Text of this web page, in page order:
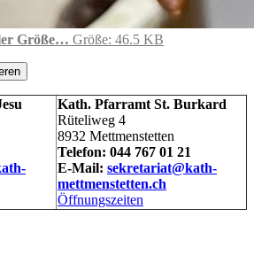
Größe… Größe: 46.5 KB
Kath. Pfarramt St. Burkard
Rüteliweg 4
8932 Mettmenstetten
Telefon: 044 767 01 21
E-Mail: sekretariat@kath-
mettmenstetten.ch
Öffnungszeiten